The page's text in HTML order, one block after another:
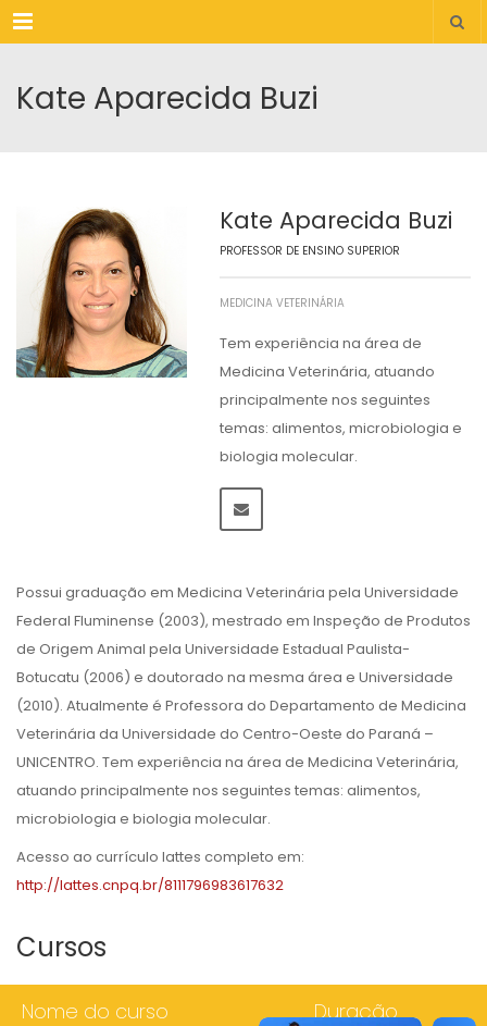
Menu
Kate Aparecida Buzi
Kate Aparecida Buzi
PROFESSOR DE ENSINO SUPERIOR
MEDICINA VETERINÁRIA
Tem experiência na área de
Medicina Veterinária, atuando
principalmente nos seguintes
temas: alimentos, microbiologia e
biologia molecular.
Possui graduação em Medicina Veterinária pela Universidade
Federal Fluminense (2003), mestrado em Inspeção de Produtos
de Origem Animal pela Universidade Estadual Paulista-
Botucatu (2006) e doutorado na mesma área e Universidade
(2010). Atualmente é Professora do Departamento de Medicina
Veterinária da Universidade do Centro-Oeste do Paraná –
UNICENTRO. Tem experiência na área de Medicina Veterinária,
atuando principalmente nos seguintes temas: alimentos,
microbiologia e biologia molecular.
Acesso ao currículo lattes completo em:
http://lattes.cnpq.br/8111796983617632
Cursos
Nome do curso Duração